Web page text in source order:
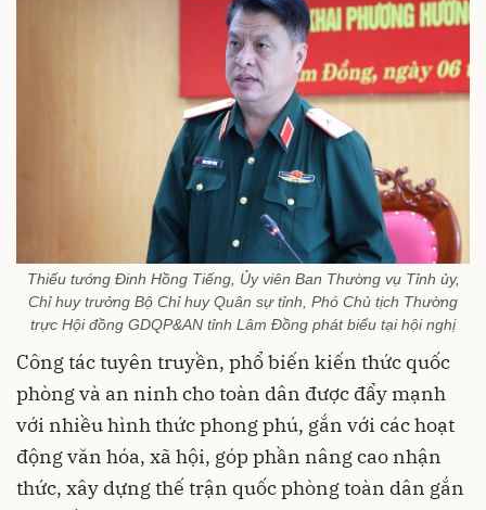
Thiếu tướng Đinh Hồng Tiếng, Ủy viên Ban Thường vụ Tỉnh ủy,
Chỉ huy trưởng Bộ Chỉ huy Quân sự tỉnh, Phó Chủ tịch Thường
trực Hội đồng GDQP&AN tỉnh Lâm Đồng phát biểu tại hội nghị
Công tác tuyên truyền, phổ biến kiến thức quốc
phòng và an ninh cho toàn dân được đẩy mạnh
với nhiều hình thức phong phú, gắn với các hoạt
động văn hóa, xã hội, góp phần nâng cao nhận
thức, xây dựng thế trận quốc phòng toàn dân gắn